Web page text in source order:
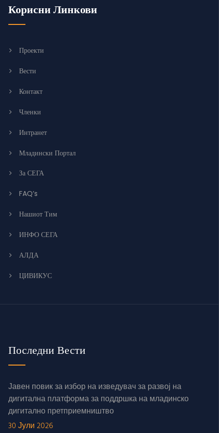
Корисни Линкови
Проекти
Вести
Контакт
Членки
Интранет
Младински Портал
За СЕГА
FAQ’s
Нашиот Тим
ИНФО СЕГА
АЛДА
ЦИВИКУС
Последни Вести
Јавен повик за избор на изведувач за развој на
дигитална платформа за поддршка на младинско
дигитално претприемништво
30 Јули 2026